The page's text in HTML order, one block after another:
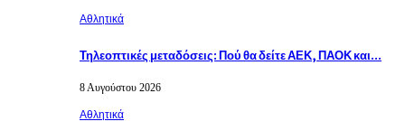
Αθλητικά
Τηλεοπτικές μεταδόσεις: Πού θα δείτε ΑΕΚ, ΠΑΟΚ και…
8 Αυγούστου 2026
Αθλητικά